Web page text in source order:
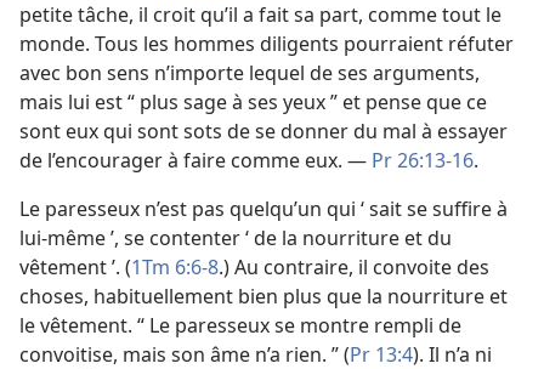
petite tâche, il croit qu’il a fait sa part, comme tout le
monde. Tous les hommes diligents pourraient réfuter
avec bon sens n’importe lequel de ses arguments,
mais lui est “ plus sage à ses yeux ” et pense que ce
sont eux qui sont sots de se donner du mal à essayer
de l’encourager à faire comme eux. — Pr 26:13-16.
Le paresseux n’est pas quelqu’un qui ‘ sait se suffire à
lui-même ’, se contenter ‘ de la nourriture et du
vêtement ’. (1Tm 6:6-8.) Au contraire, il convoite des
choses, habituellement bien plus que la nourriture et
le vêtement. “ Le paresseux se montre rempli de
convoitise, mais son âme n’a rien. ” (Pr 13:4). Il n’a ni